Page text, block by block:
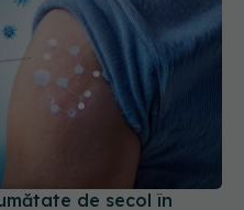
de secol în
avertizează: